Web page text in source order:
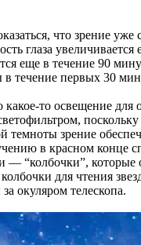
что зрение
глаза
еще в течение 90
в течение первых 30
то освещение
зрение
в красном конце
— “колбочки”,
для чтения
окуляром телескопа.